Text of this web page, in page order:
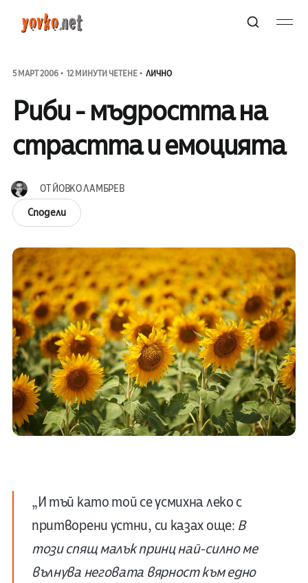
5 МАРТ 2006 12 МИНУТИ ЧЕТЕНЕ ЛИЧНО
Риби - мъдростта на
страстта и емоцията
ОТЙОВКО ЛАМБРЕВ
Сподели
„И тъй като той се усмихна леко с
притворени устни, си казах още: В
този спящ малък принц най-силно ме
вълнува неговата вярност към едно